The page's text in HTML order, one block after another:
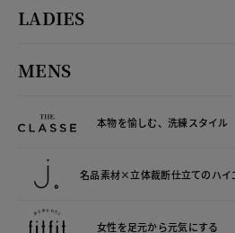
LADIES
MENS
本物を愉しむ、洗練スタイル
名品素材×立体裁断仕立てのハイ
女性を足元から元気にする